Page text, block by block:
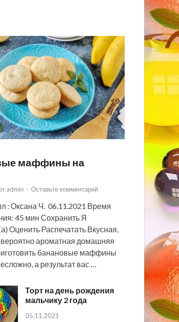
маффины на
admin - Оставьте комментарий
: Оксана Ч. 06.11.2021 Время
45 мин Сохранить Я
Оценить Распечатать Вкусная,
ароматная домашняя
банановые маффины
а результат вас …
Торт на день рождения
мальчику 2 года
05.11.2021